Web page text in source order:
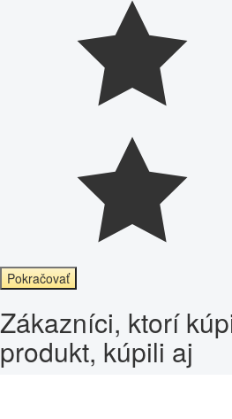
Pokračovať
Zákazníci, ktorí
produkt, kúpili aj